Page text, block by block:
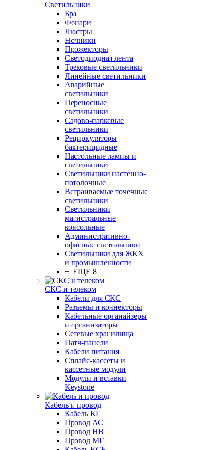
Светильники
Бра
Фонари
Люстры
Ночники
Прожекторы
Светодиодная лента
Трековые светильники
Линейные светильники
Аварийные
светильники
Переносные
светильники
Садово-парковые
светильники
Рециркуляторы
бактерицидные
Настольные лампы и
светильники
Светильники настенно-
потолочные
Встраиваемые точечные
светильники
Светильники
магистральные
консольные
Административно-
офисные светильники
Светильники для ЖКХ
и промышленности
+ ЕЩЕ 8
СКС и телеком
Кабели для СКС
Разъемы и коннекторы
Кабельные органайзеры
и организаторы
Сетевые хранилища
Патч-панели
Кабели питания
Сплайс-кассеты и
кассетные модули
Модули и вставки
Keystone
Кабель и провод
Кабель КГ
Провод АС
Провод НВ
Провод МГ